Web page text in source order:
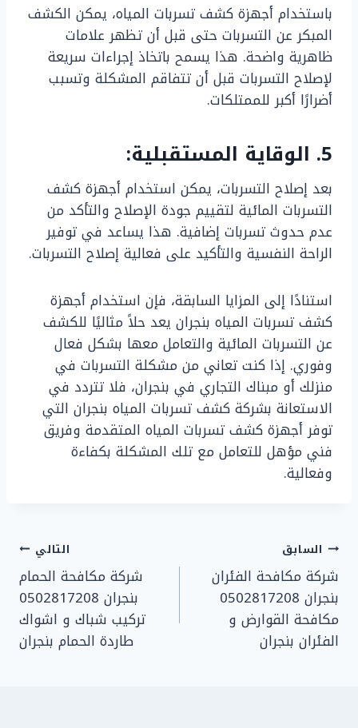
باستخدام أجهزة كشف تسربات المياه، يمكن الكشف
المبكر عن التسربات حتى قبل أن تظهر علامات
ظاهرية واضحة. هذا يسمح باتخاذ إجراءات سريعة
لإصلاح التسربات قبل أن تتفاقم المشكلة وتسبب
أضرارًا أكبر للممتلكات.
5. الوقاية المستقبلية:
بعد إصلاح التسربات، يمكن استخدام أجهزة كشف
التسربات المائية لتقييم جودة الإصلاح والتأكد من
عدم حدوث تسربات إضافية. هذا يساعد في توفير
الراحة النفسية والتأكيد على فعالية إصلاح التسربات.
استنادًا إلى المزايا السابقة، فإن استخدام أجهزة
كشف تسربات المياه بنجران يعد حلاً مثاليًا للكشف
عن التسربات المائية والتعامل معها بشكل فعال
وفوري. إذا كنت تعاني من مشكلة التسربات في
منزلك أو مبناك التجاري في بنجران، فلا تتردد في
الاستعانة بشركة كشف تسربات المياه بنجران التي
توفر أجهزة كشف تسربات المياه المتقدمة وفريق
فني مؤهل للتعامل مع تلك المشكلة بكفاءة
وفعالية.
تصفّح
المقالات
السابق
شركة مكافحة الفئران
بنجران 0502817208
مكافحة القوارض و
الفئران بنجران
التالي
شركة مكافحة الحمام
بنجران 0502817208
تركيب شباك و اشواك
طاردة الحمام بنجران